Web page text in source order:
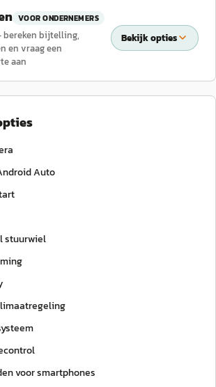
VOOR ONDERNEMERS
bijtelling,
en vraag een
aan
Bekijk opties
Auto
stuurwiel
voor smartphones